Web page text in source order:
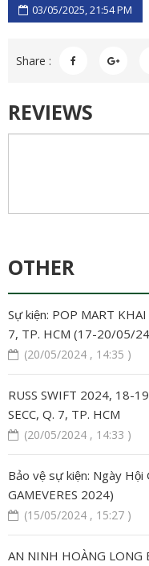
03/05/2025, 21:54 PM
Share :
REVIEWS
OTHER
Sự kiện: POP MART
7, TP. HCM (17-20/05/
(20/05/2024 , 14:35 )
RUSS SWIFT 2024, 18-
SECC, Q. 7, TP. HCM
(20/05/2024 , 14:33 )
Bảo vệ sự kiện: Ngày Hội
GAMEVERES 2024)
(15/05/2024 , 15:27 )
AN NINH HOÀNG LONG